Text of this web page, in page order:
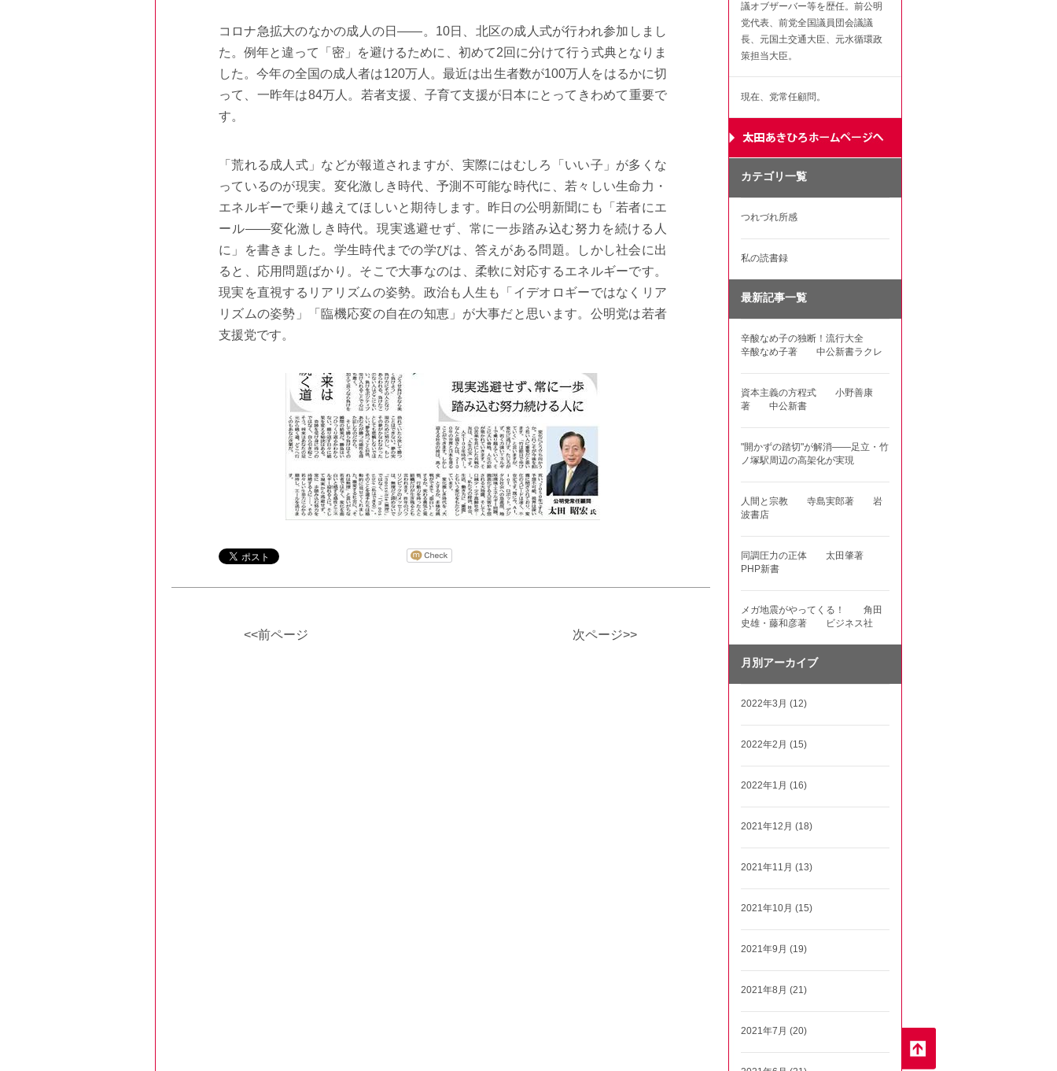
コロナ急拡大のなかの成人の日――。10日、北区の成人式が行われ参加しまし
た。例年と違って「密」を避けるために、初めて2回に分けて行う式典となりま
した。今年の全国の成人者は120万人。最近は出生者数が100万人をはるかに切
って、一昨年は84万人。若者支援、子育て支援が日本にとってきわめて重要で
す。
「荒れる成人式」などが報道されますが、実際にはむしろ「いい子」が多くな
っているのが現実。変化激しき時代、予測不可能な時代に、若々しい生命力・
エネルギーで乗り越えてほしいと期待します。昨日の公明新聞にも「若者にエ
ール――変化激しき時代。現実逃避せず、常に一歩踏み込む努力を続ける人
に」を書きました。学生時代までの学びは、答えがある問題。しかし社会に出
ると、応用問題ばかり。そこで大事なのは、柔軟に対応するエネルギーです。
現実を直視するリアリズムの姿勢。政治も人生も「イデオロギーではなくリア
リズムの姿勢」「臨機応変の自在の知恵」が大事だと思います。公明党は若者
支援党です。
次ページ>>
<<前ページ
議オブザーバー等を歴任。前公明
党代表、前党全国議員団会議議
長、元国土交通大臣、元水循環政
策担当大臣。
現在、党常任顧問。
カテゴリ一覧
つれづれ所感
私の読書録
最新記事一覧
辛酸なめ子の独断！流行大全
辛酸なめ子著 中公新書ラクレ
資本主義の方程式 小野善康
著 中公新書
"開かずの踏切"が解消――足立・竹
ノ塚駅周辺の高架化が実現
人間と宗教 寺島実郎著 岩
波書店
同調圧力の正体 太田肇著
PHP新書
メガ地震がやってくる！ 角田
史雄・藤和彦著 ビジネス社
月別アーカイブ
2022年3月 (12)
2022年2月 (15)
2022年1月 (16)
2021年12月 (18)
2021年11月 (13)
2021年10月 (15)
2021年9月 (19)
2021年8月 (21)
2021年7月 (20)